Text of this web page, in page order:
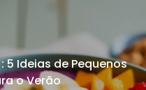
5 Ideias de Pequenos
o Verão